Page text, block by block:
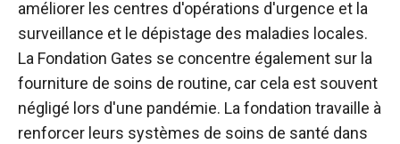
améliorer les centres d'opérations d'urgence et la
surveillance et le dépistage des maladies locales.
La Fondation Gates se concentre également sur la
fourniture de soins de routine, car cela est souvent
négligé lors d'une pandémie. La fondation travaille à
renforcer leurs systèmes de soins de santé dans